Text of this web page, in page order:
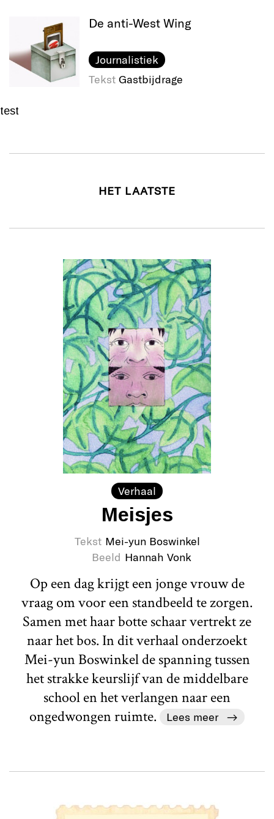
De anti-West Wing
Journalistiek
Tekst Gastbijdrage
test
HET LAATSTE
Verhaal
Meisjes
Tekst Mei-yun Boswinkel
Beeld Hannah Vonk
Op een dag krijgt een jonge vrouw de
vraag om voor een standbeeld te zorgen.
Samen met haar botte schaar vertrekt ze
naar het bos. In dit verhaal onderzoekt
Mei-yun Boswinkel de spanning tussen
het strakke keurslijf van de middelbare
school en het verlangen naar een
ongedwongen ruimte.
Lees meer